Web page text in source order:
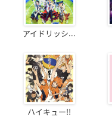
アイドリッシ...
ハイキュー!!